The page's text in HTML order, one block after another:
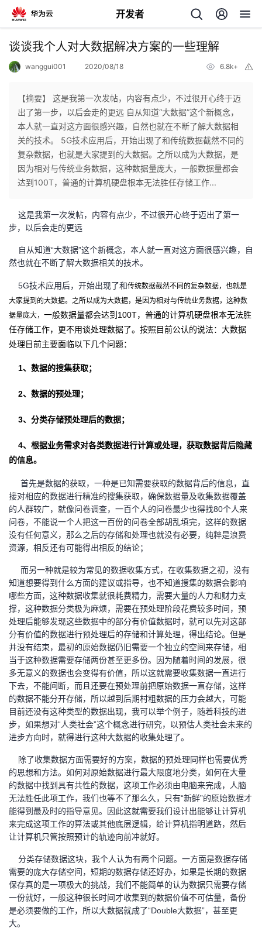
开发者
返
个
人
页
我
开
发
者
我
的
博
客
我
的
论
坛
我
的
圈
子
我
的
直
播
我
的
活
动
我
的
关
注
我
的
开
发
者
学
堂
的
课
程
我
的
认
证
我
的
实
验
我
的
收
我
的
Programs
我
的
支
持
我
的
技
术
支
持
我
的
云
声
建
议
谈谈我个人对大数据解决方案的一些理解
wanggui001 2020/08/18 6.8k+
【摘要】 这是我第一次发帖，内容有点少，不过很开心终于迈
出了第一步，以后会走的更远 自从知道“大数据”这个新概念，
本人就一直对这方面很感兴趣，自然也就在不断了解大数据相
关的技术。 5G技术应用后，开始出现了和传统数据截然不同的
复杂数据，也就是大家提到的大数据。之所以成为大数据，是
因为相对与传统业务数据，这种数据量庞大，一般数据量都会
达到100T，普通的计算机硬盘根本无法胜任存储工作...
这是我第一次发帖，内容有点少，不过很开心终于迈出了第一
步，以后会走的更远
自从知道“大数据”这个新概念，本人就一直对这方面很感兴趣，自
然也就在不断了解大数据相关的技术。
5G技术应用后，开始出现了和传统数据截然不同的复杂数据，也就是
大家提到的大数据。之所以成为大数据，是因为相对与传统业务数据，这种数
据量庞大， 一般数据量都会达到100T，普通的计算机硬盘根本无法胜
任存储工作，更不用谈处理数据了。按照目前公认的说法：大数据
处理目前主要面临以下几个问题：
1、数据的搜集获取；
2、数据的预处理；
3、分类存储预处理后的数据；
4、根据业务需求对各类数据进行计算或处理，获取数据背后隐藏
的信息。
首先是数据的获取，一种是已知需要获取的数据背后的信息，直
接对相应的数据进行精准的搜集获取，确保数据量及收集数据覆盖
的人群较广，就像问卷调查，一百个人的问卷最少也得找80个人来
问卷，不能说一个人把这一百份的问卷全部胡乱填完，这样的数据
没有任何意义，那么之后的存储和处理也就没有必要，纯粹是浪费
资源，相反还有可能得出相反的结论；
而另一种就是较为常见的数据收集方式，在收集数据之初，没有
知道想要得到什么方面的建议或指导，也不知道搜集的数据会影响
哪些方面，这种数据收集就很耗费精力，需要大量的人力和财力支
撑，这种数据分类极为麻烦，需要在预处理阶段花费较多时间，预
处理后能够发现这些数据中的部分有价值数据时，就可以先对这部
分有价值的数据进行预处理后的存储和计算处理，得出结论。但是
并没有结束，最初的原始数据仍旧需要一个独立的空间来存储，相
当于这种数据需要存储两份甚至更多份。因为随着时间的发展，很
多无意义的数据也会变得有价值，所以这就需要收集数据一直进行
下去，不能间断，而且还要在预处理前把原始数据一直存储，这样
的数据不能分开存储，所以越到后期村粗数据的压力会越大，可能
目前还没有这种类型的数据出现，我可以举个例子，随着科技的进
步，如果想对“人类社会”这个概念进行研究，以预估人类社会未来的
进步方向时，就得进行这种大数据的收集处理了。
除了收集数据方面需要好的方案，数据的预处理同样也需要优秀
的思想和方法。如何对原始数据进行最大限度地分类，如何在大量
的数据中找到具有共性的数据，这项工作必须由电脑来完成，人脑
无法胜任此项工作，我们也等不了那么久，只有“新鲜”的原始数据才
能得到最及时的指导意见。因此这就需要我们设计出能够让计算机
来完成这项工作的算法或其他底层逻辑，给计算机指明道路，然后
让计算机只管按照预计的轨迹向前冲就好。
分类存储数据这块，我个人认为有两个问题。一方面是数据存储
需要的庞大存储空间，短期的数据存储还好办，如果是长期的数据
保存真的是一项极大的挑战，我们不能简单的认为数据只需要存储
一份就好，一般这种很长时间才收集到的数据价值不可估量，备份
是必须要做的工作，所以大数据就成了“Double大数据”，甚至更
大。